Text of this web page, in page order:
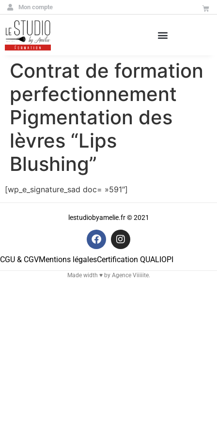
Mon compte
Contrat de formation
perfectionnement
Pigmentation des
lèvres “Lips
Blushing”
[wp_e_signature_sad doc= »591″]
lestudiobyamelie.fr © 2021
CGU & CGVMentions légalesCertification QUALIOPI
Made width ♥ by Agence Viiiiite.